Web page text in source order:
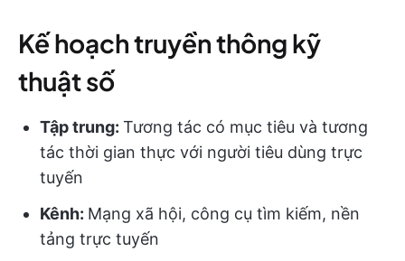
Kế hoạch truyền thông kỹ
thuật số
Tập trung: Tương tác có mục tiêu và tương
tác thời gian thực với người tiêu dùng trực
tuyến
Kênh: Mạng xã hội, công cụ tìm kiếm, nền
tảng trực tuyến